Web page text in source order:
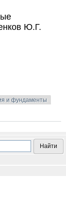
Ю.Г.
и фундаменты